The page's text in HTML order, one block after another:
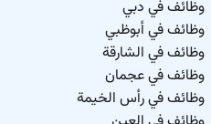
وظائف في دبي
وظائف في أبوظبي
وظائف في الشارقة
وظائف في عجمان
وظائف في رأس الخيمة